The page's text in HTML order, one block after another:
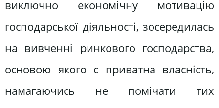
виключно економічну мотивацію
господарської діяльності, зосередилась
на вивченні ринкового господарства,
основою якого с приватна власність,
намагаючись не помічати тих